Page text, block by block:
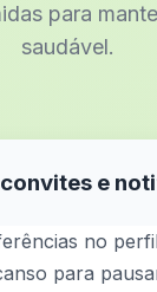
para
saudável.
e
no
para